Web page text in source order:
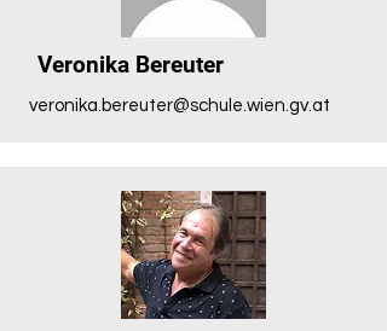
Veronika Bereuter
veronika.bereuter@schule.wien.gv.at